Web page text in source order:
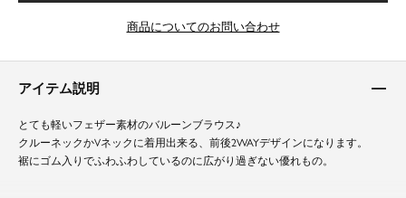
商品についてのお問い合わせ
アイテム説明
とても軽いフェザー素材のバルーンブラウス♪
クルーネックかVネックに着用出来る、前後2WAYデザインになります。
裾にゴム入りでふわふわしているのに広がり過ぎない優れもの。